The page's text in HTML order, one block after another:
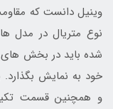
وینیل دانست که
نوع متریال در مدل
شده باید در بخش های
خود به نمایش
و همچنین قسمت